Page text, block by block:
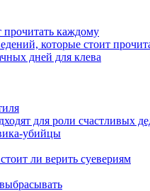
прочитать каждому
которые стоит
дней для клева
для роли счастливых
убийцы
ли верить суевериям